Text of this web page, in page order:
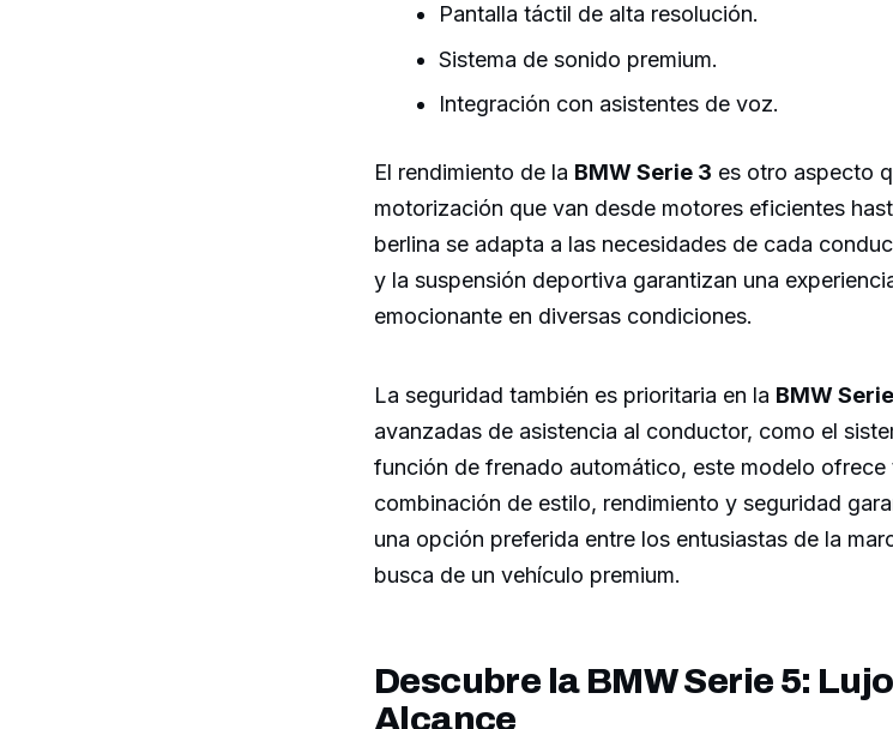
Pantalla táctil de alta resolución.
Sistema de sonido premium.
Integración con asistentes de voz.
El rendimiento de la BMW Serie 3 es otro aspecto
motorización que van desde motores eficientes
berlina se adapta a las necesidades de cada
y la suspensión deportiva garantizan una
emocionante en diversas condiciones.
La seguridad también es prioritaria en la BMW
avanzadas de asistencia al conductor, como el
función de frenado automático, este modelo ofrece
combinación de estilo, rendimiento y seguridad
una opción preferida entre los entusiastas de la
busca de un vehículo premium.
Descubre la BMW Serie 5:
Alcance